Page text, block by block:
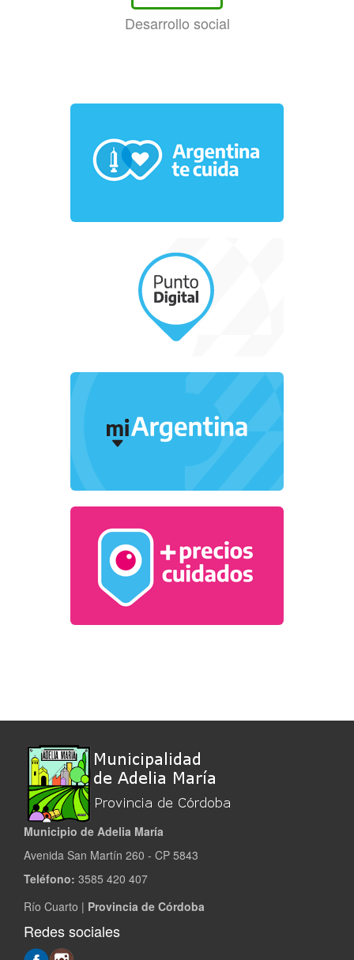
Desarrollo social
Municipio de Adelia María
Avenida San Martín 260 - CP 5843
Teléfono: 3585 420 407
Río Cuarto | Provincia de Córdoba
Redes sociales